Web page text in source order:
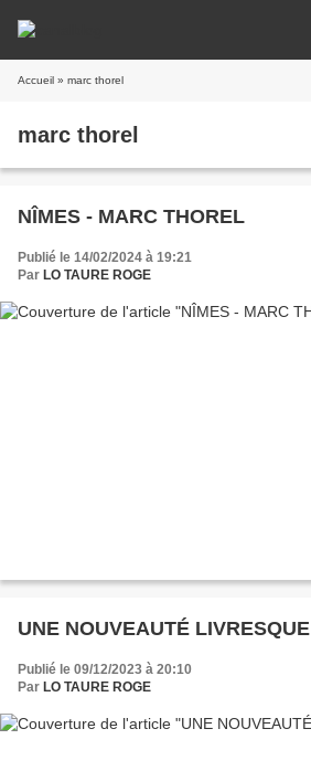
Accueil » marc thorel
marc thorel
NÎMES - MARC THOREL
Publié le 14/02/2024 à 19:21
Par LO TAURE ROGE
UNE NOUVEAUTÉ LIVRESQUE
Publié le 09/12/2023 à 20:10
Par LO TAURE ROGE